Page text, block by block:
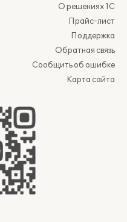
О решениях 1С
Прайс-лист
Поддержка
Обратная связь
Сообщить об ошибке
Карта сайта